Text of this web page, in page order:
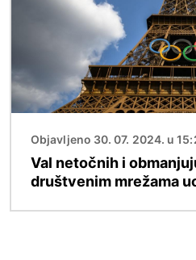
Objavljeno 30. 07. 2024. u
Val netočnih i
društvenim mrežama